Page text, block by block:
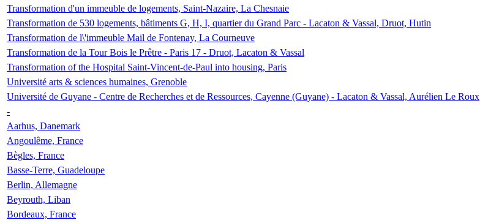
Transformation d'un immeuble de logements, Saint-Nazaire, La Chesnaie
Transformation de 530 logements, bâtiments G, H, I, quartier du Grand Parc - Lacaton & Vassal, Druot, Hutin
Transformation de l\'immeuble Mail de Fontenay, La Courneuve
Transformation de la Tour Bois le Prêtre - Paris 17 - Druot, Lacaton & Vassal
Transformation of the Hospital Saint-Vincent-de-Paul into housing, Paris
Université arts & sciences humaines, Grenoble
Université de Guyane - Centre de Recherches et de Ressources, Cayenne (Guyane) - Lacaton & Vassal, Aurélien Le Roux
-
Aarhus, Danemark
Angoulême, France
Bègles, France
Basse-Terre, Guadeloupe
Berlin, Allemagne
Beyrouth, Liban
Bordeaux, France